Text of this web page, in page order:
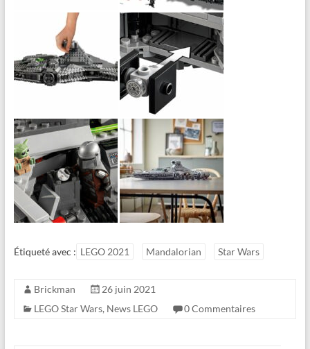
Étiqueté avec : LEGO 2021 Mandalorian Star Wars
Brickman
26 juin 2021
LEGO Star Wars, News LEGO 0 Commentaires